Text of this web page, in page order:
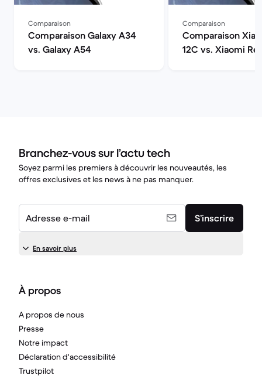
Comparaison
Comparaison Galaxy A34
vs. Galaxy A54
Comparaison
Comparaison
12C vs. Xiaomi
Branchez-vous sur l’actu tech
Soyez parmi les premiers à découvrir les nouveautés, les
offres exclusives et les news à ne pas manquer.
Adresse e-mail S’inscrire
En savoir plus
À propos
A propos de nous
Presse
Notre impact
Déclaration d'accessibilité
Trustpilot